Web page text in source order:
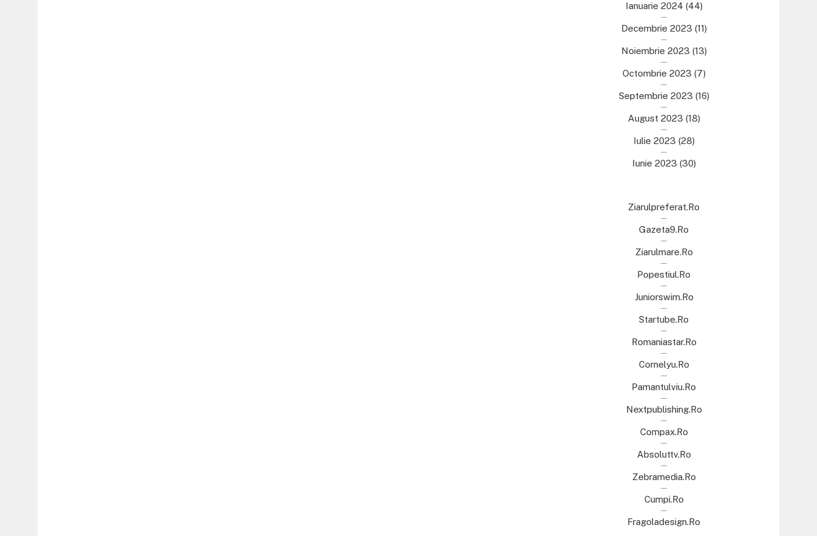
Ianuarie 2024 (44)
Decembrie 2023 (11)
Noiembrie 2023 (13)
Octombrie 2023 (7)
Septembrie 2023 (16)
August 2023 (18)
Iulie 2023 (28)
Iunie 2023 (30)
Ziarulpreferat.ro
Gazeta9.ro
Ziarulmare.ro
Popestiul.ro
Juniorswim.ro
Startube.ro
Romaniastar.ro
Cornelyu.ro
Pamantulviu.ro
Nextpublishing.ro
Compax.ro
Absoluttv.ro
Zebramedia.ro
Cumpi.ro
Fragoladesign.ro